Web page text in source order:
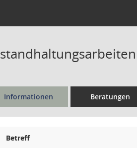
Informationen Beratungen
Betreff